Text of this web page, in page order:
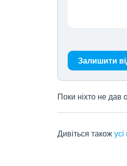
Залишити
Поки ніхто не дав
Дивіться також